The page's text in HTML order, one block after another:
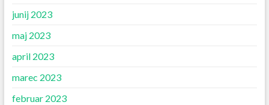
junij 2023
maj 2023
april 2023
marec 2023
februar 2023